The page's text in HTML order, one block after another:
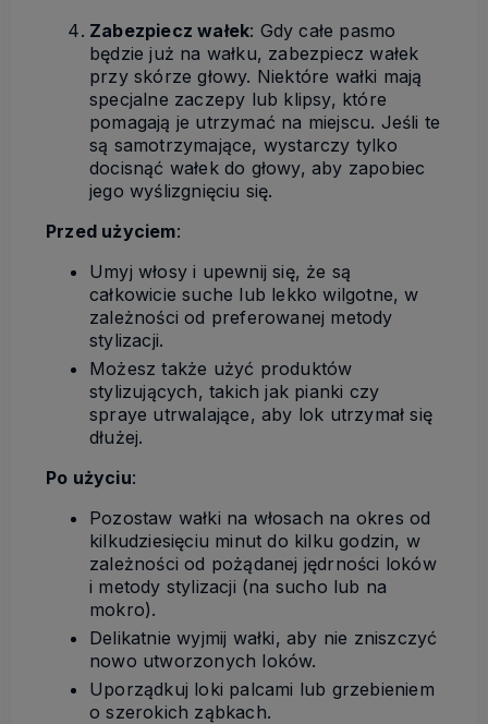
Zabezpiecz wałek: Gdy całe pasmo
będzie już na wałku, zabezpiecz wałek
przy skórze głowy. Niektóre wałki mają
specjalne zaczepy lub klipsy, które
pomagają je utrzymać na miejscu. Jeśli te
są samotrzymające, wystarczy tylko
docisnąć wałek do głowy, aby zapobiec
jego wyślizgnięciu się.
Przed użyciem:
Umyj włosy i upewnij się, że są
całkowicie suche lub lekko wilgotne, w
zależności od preferowanej metody
stylizacji.
Możesz także użyć produktów
stylizujących, takich jak pianki czy
spraye utrwalające, aby lok utrzymał się
dłużej.
Po użyciu:
Pozostaw wałki na włosach na okres od
kilkudziesięciu minut do kilku godzin, w
zależności od pożądanej jędrności loków
i metody stylizacji (na sucho lub na
mokro).
Delikatnie wyjmij wałki, aby nie zniszczyć
nowo utworzonych loków.
Uporządkuj loki palcami lub grzebieniem
o szerokich ząbkach.